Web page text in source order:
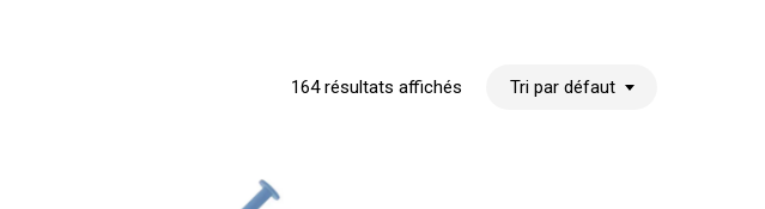
164 résultats affichés Tri par défaut